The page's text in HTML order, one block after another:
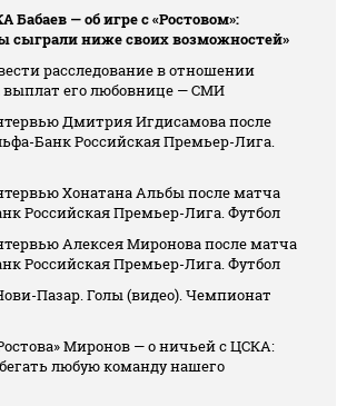
Бабаев — об игре с «Ростовом»:
сыграли ниже своих возможностей»
расследование в отношении
выплат его любовнице — СМИ
Дмитрия Игдисамова после
Банк Российская Премьер-Лига.
Хонатана Альбы после матча
Российская Премьер-Лига. Футбол
Алексея Миронова после матча
Российская Премьер-Лига. Футбол
Пазар. Голы (видео). Чемпионат
Миронов — о ничьей с ЦСКА:
любую команду нашего